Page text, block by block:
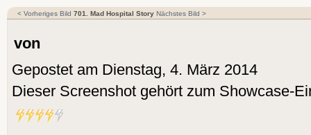
< Vorheriges Bild 701. Mad Hospital Story Nächstes Bild >
von
Gepostet am Dienstag, 4. März 2014
Dieser Screenshot gehört zum Showcase-